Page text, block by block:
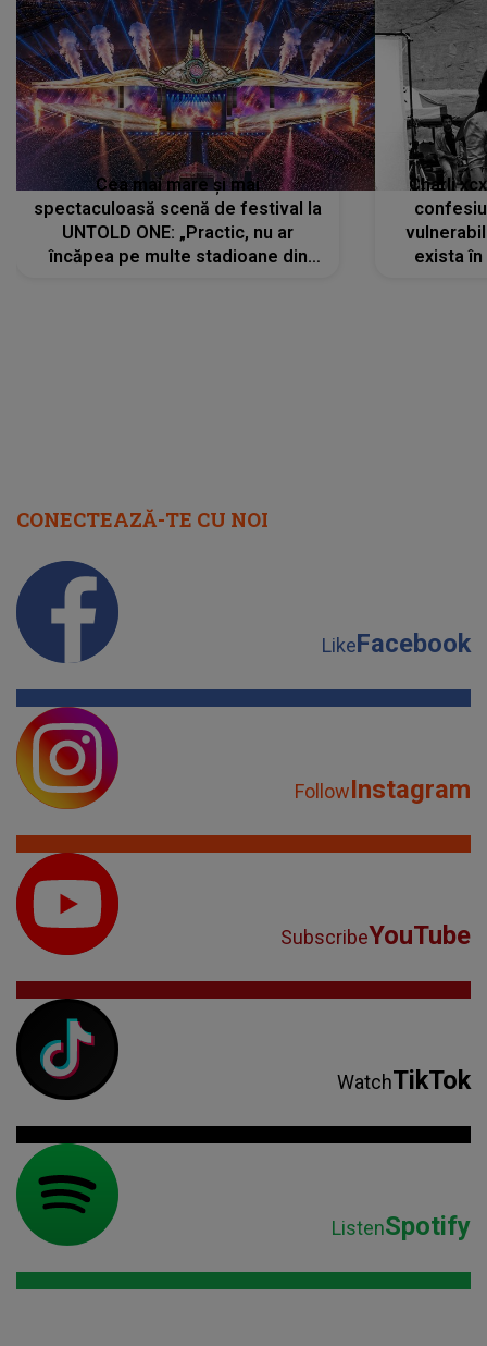
Cea mai mare și mai
spectaculoasă scenă de festival la
UNTOLD ONE: „Practic, nu ar
încăpea pe multe stadioane din
Charli
exista
CONECTEAZĂ-TE CU NOI
LikeFacebook
FollowInstagram
SubscribeYouTube
WatchTikTok
ListenSpotify